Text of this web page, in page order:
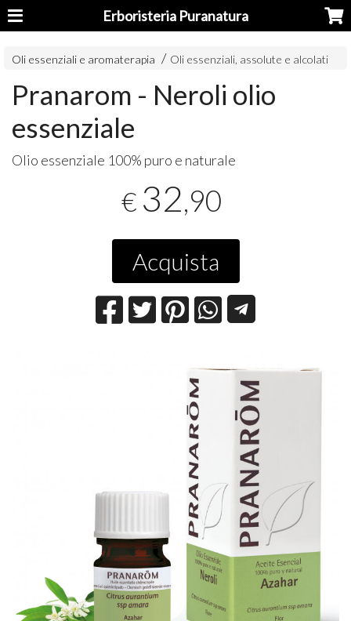
Erboristeria Puranatura
Oli essenziali e aromaterapia Oli essenziali, assolute e alcolati
Pranarom - Neroli olio
essenziale
Olio essenziale 100% puro e naturale
€ 32,90
Acquista